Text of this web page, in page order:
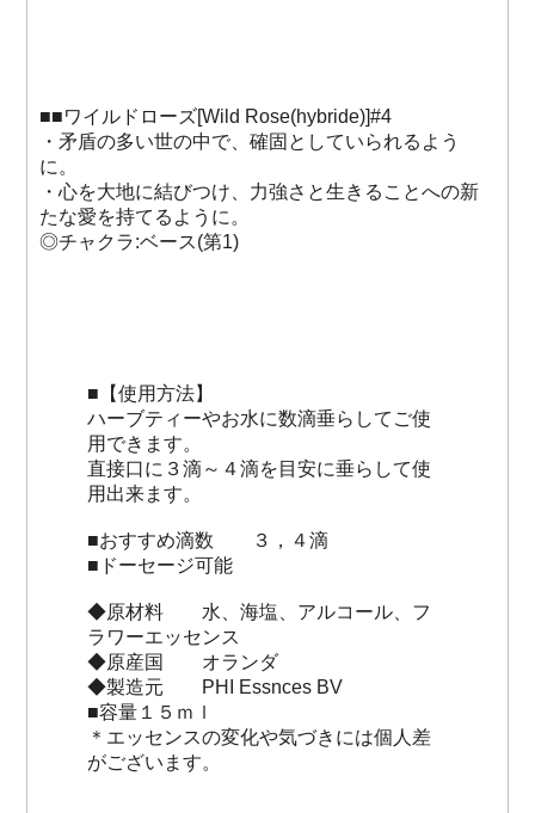
■■ワイルドローズ[Wild Rose(hybride)]#4
・矛盾の多い世の中で、確固としていられるよう
に。
・心を大地に結びつけ、力強さと生きることへの新
たな愛を持てるように。
◎チャクラ:ベース(第1)
■【使用方法】
ハーブティーやお水に数滴垂らしてご使
用できます。
直接口に３滴～４滴を目安に垂らして使
用出来ます。
■おすすめ滴数 ３，４滴
■ドーセージ可能
◆原材料 水、海塩、アルコール、フ
ラワーエッセンス
◆原産国 オランダ
◆製造元 PHI Essnces BV
■容量１５ｍｌ
＊エッセンスの変化や気づきには個人差
がございます。